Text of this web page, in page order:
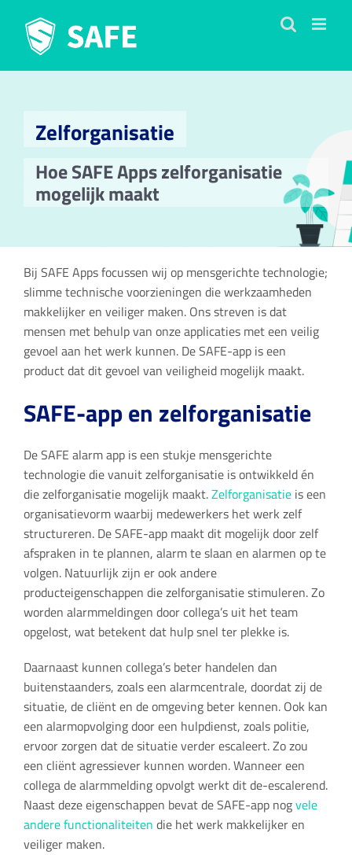
inhoud
Zelforganisatie
Hoe SAFE Apps zelforganisatie
mogelijk maakt
Bij SAFE Apps focussen wij op mensgerichte technologie;
slimme technische voorzieningen die werkzaamheden
makkelijker en veiliger maken. Ons streven is dat
mensen met behulp van onze applicaties met een veilig
gevoel aan het werk kunnen. De SAFE-app is een
product dat dit gevoel van veiligheid mogelijk maakt.
SAFE-app en zelforganisatie
De SAFE alarm app is een stukje mensgerichte
technologie die vanuit zelforganisatie is ontwikkeld én
die zelforganisatie mogelijk maakt.Zelforganisatieis een
organisatievorm waarbij medewerkers het werk zelf
structureren. De SAFE-app maakt dit mogelijk door zelf
afspraken in te plannen, alarm te slaan en alarmen op te
volgen. Natuurlijk zijn er ook andere
producteigenschappen die zelforganisatie stimuleren. Zo
worden alarmmeldingen door collega’s uit het team
opgelost, wat betekent dat hulp snel ter plekke is.
Daarnaast kunnen collega’s beter handelen dan
buitenstaanders, zoals een alarmcentrale, doordat zij de
situatie, de cliënt en de omgeving beter kennen. Ook kan
een alarmopvolging door een hulpdienst, zoals politie,
ervoor zorgen dat de situatie verder escaleert. Zo zou
een cliënt agressiever kunnen worden. Wanneer een
collega de alarmmelding opvolgt werkt dit de-escalerend.
Naast deze eigenschappen bevat de SAFE-app nogvele
andere functionaliteiten die het werk makkelijker en
veiliger maken.